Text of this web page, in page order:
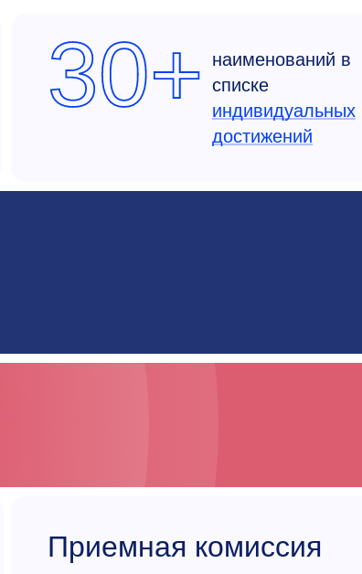
30+
наименований в
списке
индивидуальных
достижений
Приемная комиссия